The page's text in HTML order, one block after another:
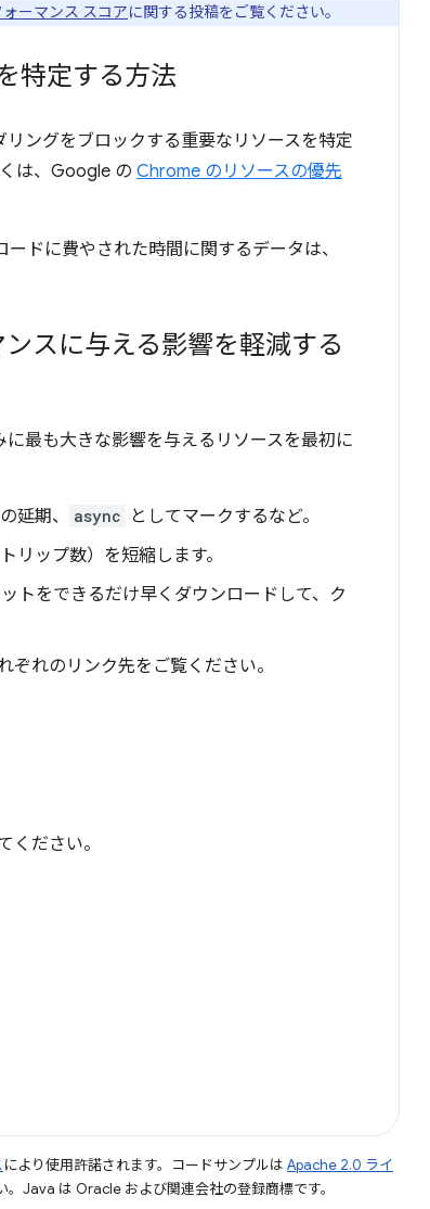
ーマンス スコアに関する投稿をご覧ください。
特定する方法
ングをブロックする重要なリソースを特定
は、Google の Chrome のリソースの優先
ドに費やされた時間に関するデータは、
スに与える影響を軽減する
最も大きな影響を与えるリソースを最初に
延期、 async
としてマークするなど。
リップ数）を短縮します。
トをできるだけ早くダウンロードして、ク
れのリンク先をご覧ください。
ください。
により使用許諾されます。コードサンプルは Apache 2.0 ライ
。Java は Oracle および関連会社の登録商標です。